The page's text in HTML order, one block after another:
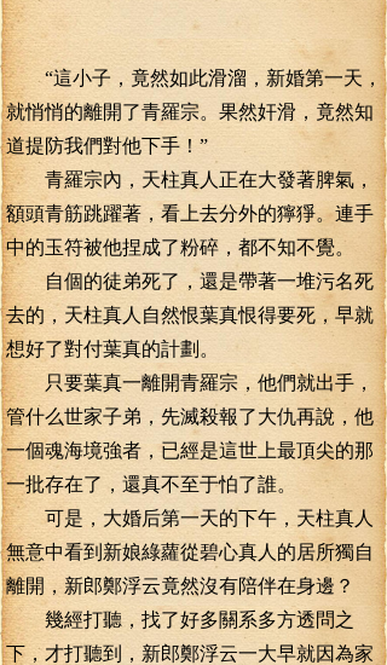
“這小子，竟然如此滑溜，新婚第一天，
就悄悄的離開了青羅宗。果然奸滑，竟然知
道提防我們對他下手！”
青羅宗內，天柱真人正在大發著脾氣，
額頭青筋跳躍著，看上去分外的獰猙。連手
中的玉符被他捏成了粉碎，都不知不覺。
自個的徒弟死了，還是帶著一堆污名死
去的，天柱真人自然恨葉真恨得要死，早就
想好了對付葉真的計劃。
只要葉真一離開青羅宗，他們就出手，
管什么世家子弟，先滅殺報了大仇再說，他
一個魂海境強者，已經是這世上最頂尖的那
一批存在了，還真不至于怕了誰。
可是，大婚后第一天的下午，天柱真人
無意中看到新娘綠蘿從碧心真人的居所獨自
離開，新郎鄭浮云竟然沒有陪伴在身邊？
幾經打聽，找了好多關系多方透問之
下，才打聽到，新郎鄭浮云一大早就因為家